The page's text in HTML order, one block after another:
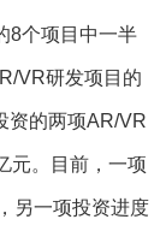
8个项目中一半
VR研发项目的
资的两项AR/VR
元。目前，一项
另一项投资进度